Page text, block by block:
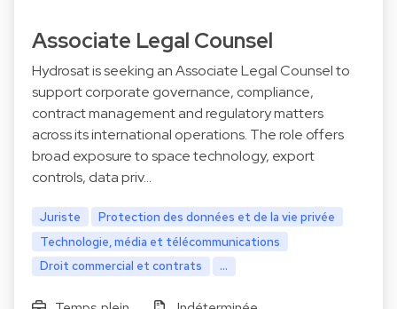
Associate Legal Counsel
Hydrosat is seeking an Associate Legal Counsel to
support corporate governance, compliance,
contract management and regulatory matters
across its international operations. The role offers
broad exposure to space technology, export
controls, data priv…
Juriste
Protection des données et de la vie privée
Technologie, média et télécommunications
Droit commercial et contrats
...